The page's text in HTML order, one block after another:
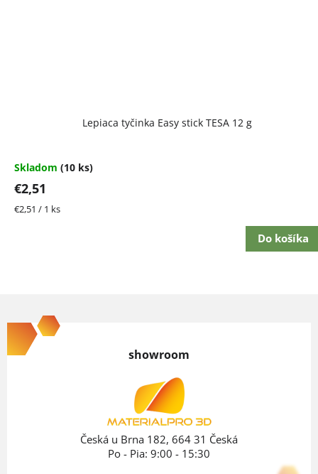
Lepiaca tyčinka Easy stick TESA 12 g
Skladom (10 ks)
€2,51
Jednotková
€2,51 / 1 ks
Do košíka
á
p
showroom
Česká u Brna 182, 664 31 Česká
Po - Pia: 9:00 - 15:30